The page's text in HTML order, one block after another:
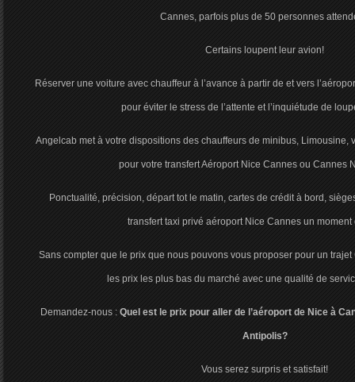
Cannes, parfois plus de 50 personnes
Certains loupent leur avion!
Réserver une voiture avec chauffeur à l’avance à partir de et vers
pour éviter le stress de l’attente et l’inquiétude de
Angelcab met à votre dispositions des chauffeurs de minibus, Limousine,
pour votre transfert Aéroport Nice Cannes ou Cannes
Ponctualité, précision, départ tot le matin, cartes de crédit à bord,
transfert taxi privé aéroport Nice Cannes un moment
Sans compter que le prix que nous pouvons vous proposer pour un
les prix les plus bas du marché avec une qualité de
Demandez-nous : Quel est le prix pour aller de l’aéroport de Nice à
Antipolis?
Vous serez surpris et satisfait!